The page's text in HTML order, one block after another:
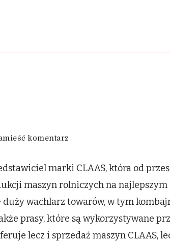
komentarz
kujawsko
pomorskie
marki CLAAS, która od
maszyn rolniczych na najlepszym
wachlarz towarów, w tym
prasy, które są wykorzystywane
lecz i sprzedaż maszyn CLAAS,